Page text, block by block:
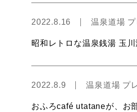
2022.8.16 温泉道場
昭和レトロな温泉銭湯 玉
2022.8.9 温泉道場 プ
おふろcafé utataneが、お